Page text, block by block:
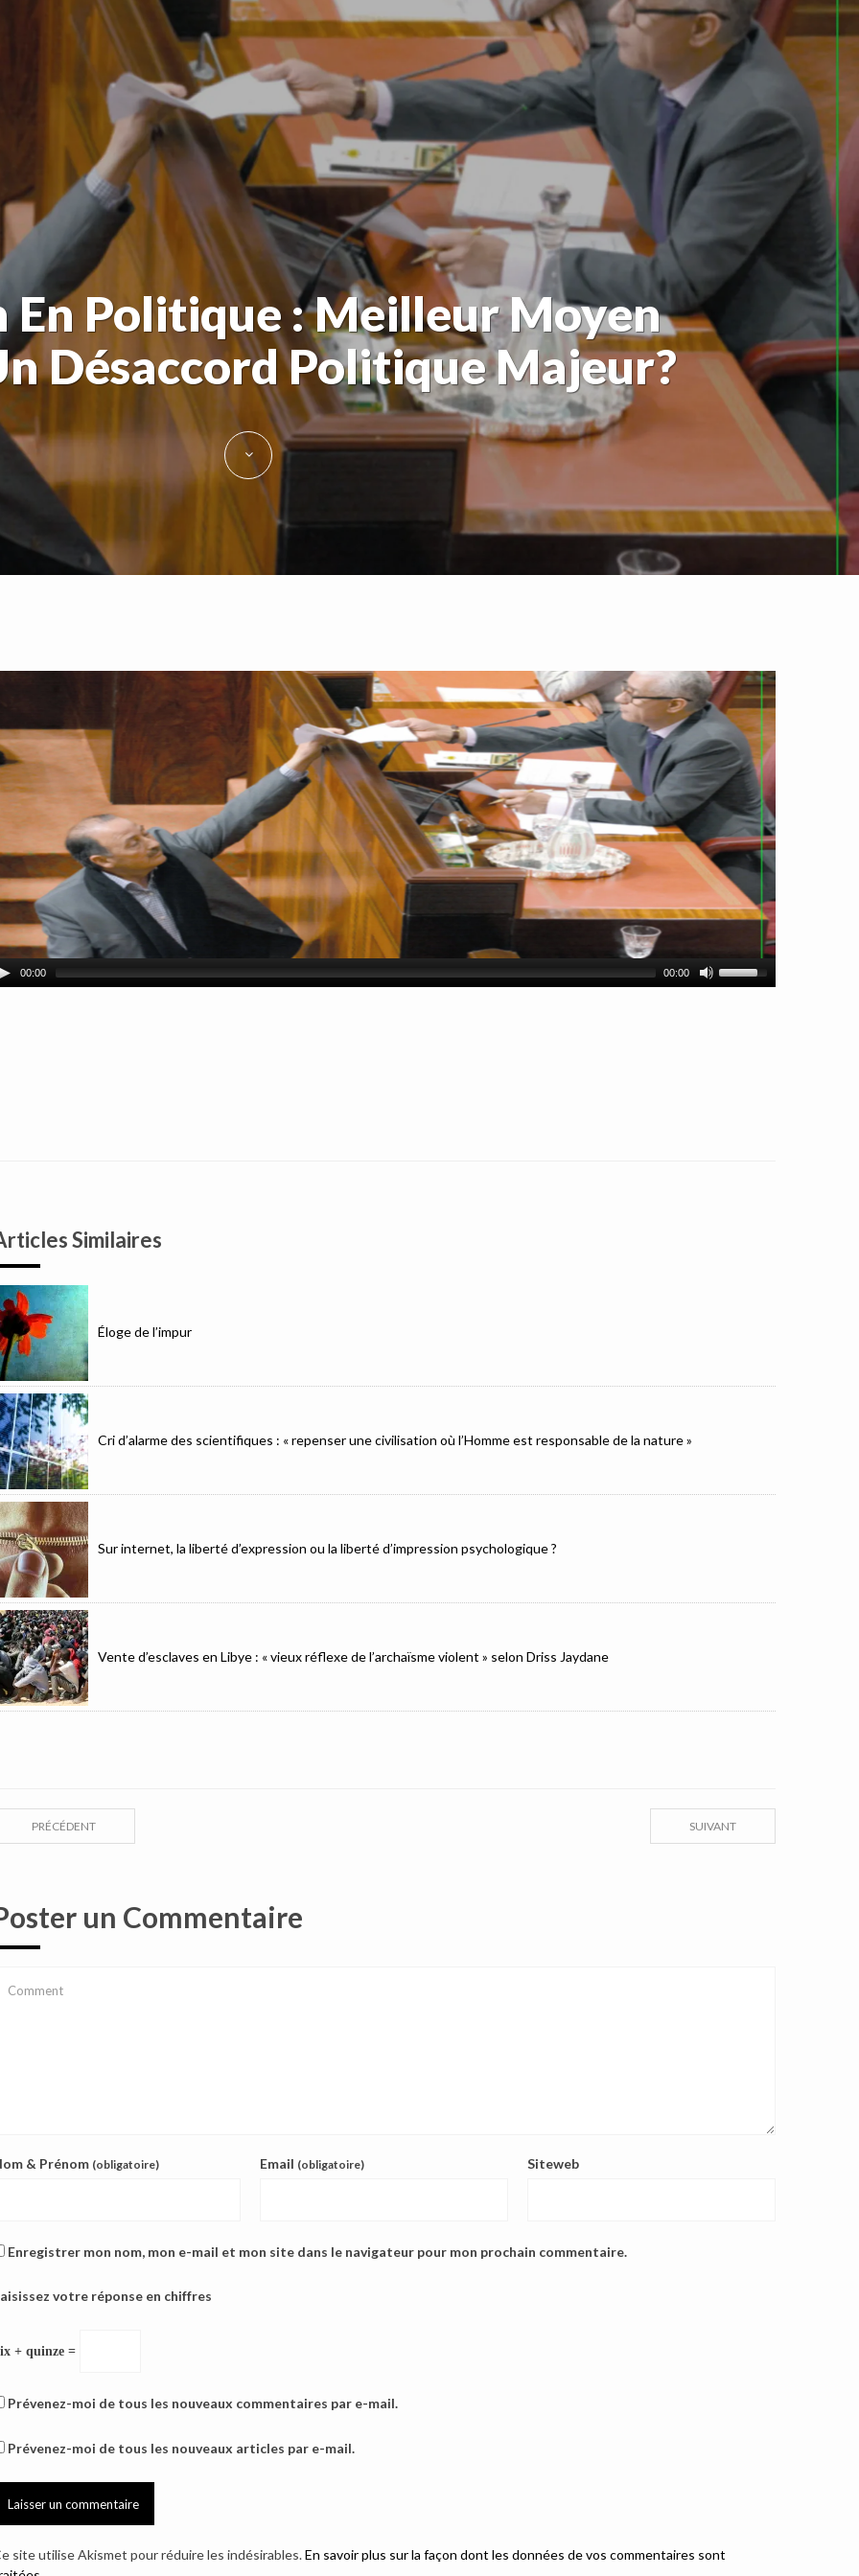
En Politique : Meilleur Moyen
Désaccord Politique Majeur?
00:00 00:00
Similaires
Éloge de l’impur
Cri d’alarme des scientifiques : « repenser une civilisation où l’Homme est responsable de la nature »
Sur internet, la liberté d’expression ou la liberté d’impression psychologique ?
Vente d’esclaves en Libye : « vieux réflexe de l’archaïsme violent » selon Driss Jaydane
SUIVANT
PRÉCÉDENT
un Commentaire
& Prénom (obligatoire) Email (obligatoire) Siteweb
Enregistrer mon nom, mon e-mail et mon site dans le navigateur pour mon prochain commentaire.
votre réponse en chiffres
+ quinze =
Prévenez-moi de tous les nouveaux commentaires par e-mail.
Prévenez-moi de tous les nouveaux articles par e-mail.
site utilise Akismet pour réduire les indésirables.En savoir plus sur la façon dont les données de vos commentaires sont